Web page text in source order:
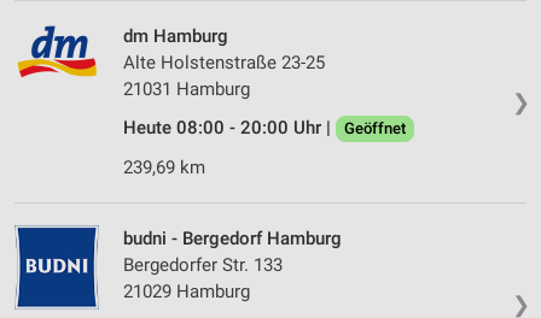
❯
dm Hamburg
Alte Holstenstraße 23-25
21031 Hamburg
Heute 08:00 - 20:00 Uhr |
Geöffnet
239,69 km
❯
budni - Bergedorf Hamburg
Bergedorfer Str. 133
21029 Hamburg